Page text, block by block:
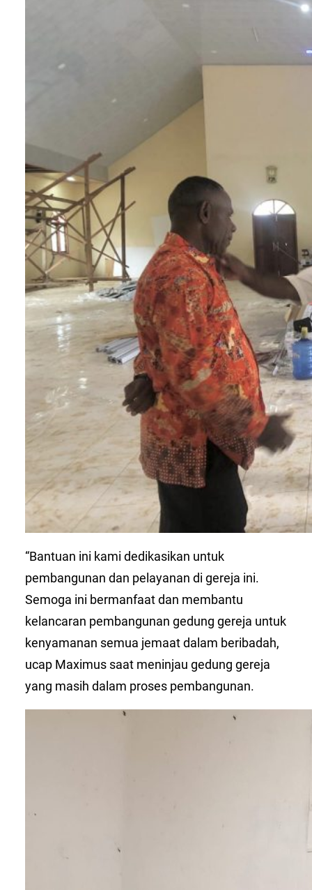
“Bantuan ini kami dedikasikan untuk
pembangunan dan pelayanan di gereja ini.
Semoga ini bermanfaat dan membantu
kelancaran pembangunan gedung gereja untuk
kenyamanan semua jemaat dalam beribadah,
ucap Maximus saat meninjau gedung gereja
yang masih dalam proses pembangunan.